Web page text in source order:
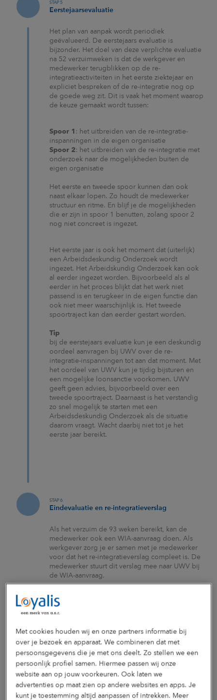
STAP 5
Eerstejaarsevaluatie
Het plan van aanpak wordt periodiek
geëvalueerd. De eerstejaars evaluatie is
bijzonder. Het doel van deze verplichte evaluatie
na 52 verzuimweken is dat de werkgever en
medewerker terugblikken op de re-
integratieactiviteiten in het eerste ziektejaar en
expliciet bespreken of de re-integratie nog op
de goede weg zit. Dit is vaak het moment waarop
de keuze gemaakt wordt tussen:
Spoor 1 : het uitbreiden van de re-integratie-
inspanningen in de eigen organisatie
Spoor 2: het uitbreiden van de re-integratie met
onderzoek naar de mogelijkheden buiten de
eigen organisatie
Het eerste en tweede spoor kunnen dan ook
naast elkaar lopen. Zo houdt de medewerker
structuur en ritme. En blijf je de mogelijkheden
die er zijn in spoor 1 benutten, zolang spoor 2
nog niet concreet is ingezet.
Het eerste jaar is ook het moment dat (uiterlijk)
een Arbeidsdeskundig Onderzoek wordt
ingezet. Het Arbeidskundig Onderzoek kan ook
al eerder ingezet worden. Bijvoorbeeld als al
eerder in het proces blijkt dat het werk niet
passend is en terugkeer in de eigen functie dan
ook niet meer waarschijnlijk is. Het tweede
spoortraject kan dan eerder gestart worden.
Tip
bij de eerstejaars evaluatie kun je een deskundig
oordeel aanvragen bij UWV over de re-
integratie-inspanningen tot aan dat moment. Met
het oordeel van UWV kun je tijdig bijsturen en
een mogelijke loonsanctie voorkomen. UWV
geeft geen advies, bijvoorbeeld over een
tweede spoortraject. Daarnaast is het verstandig
zo snel mogelijk te starten met een
Arbeidsdeskundig Onderzoek als de situatie
daarom vraagt. Wacht daarbij niet tot je het
eerste jaar bereikt.
STAP 6
Eindevaluatie en re-integratieverslag
Als het verzuim de 93 weken bereikt, kan de
medewerker ook een WIA-aanvraag doen. Als
werkgever zorg je er samen met je medewerker
voor dat het re-integratieverslag compleet is. De
medewerker stuurt dit verslag mee naar UWV bij
de WIA-aanvraag.
In de eindevaluatie van het plan van aanpak
geven werkgever en medewerker hun oordeel
over de afgelopen 2 jaar van
integratiemogelijkheden van de medewerker. De
werkgever geeft ook zijn mening over de
toekomstige re-integratiemogelijkheden van de
medewerker.
Tip 1:
doe ook een eindevaluatie wanneer de re-
Met cookies houden wij en onze partners informatie bij
over je bezoek en apparaat. We combineren dat met
persoonsgegevens die je met ons deelt. Zo stellen we een
persoonlijk profiel samen. Hiermee passen wij onze
website aan op jouw voorkeuren. Ook laten we
advertenties op maat zien op andere websites en apps. Je
kunt je toestemming altijd aanpassen of intrekken. Meer